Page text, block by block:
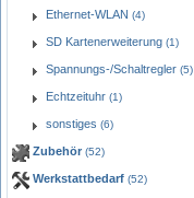
Ethernet-WLAN (4)
SD Kartenerweiterung (1)
Spannungs-/Schaltregler (5)
Echtzeituhr (1)
sonstiges (6)
Zubehör (52)
Werkstattbedarf (52)